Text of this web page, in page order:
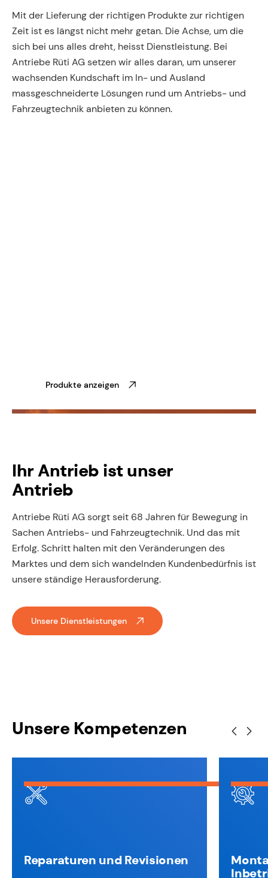
Mit der Lieferung der richtigen Produkte zur richtigen
Zeit ist es längst nicht mehr getan. Die Achse, um die
sich bei uns alles dreht, heisst Dienstleistung. Bei
Antriebe Rüti AG setzen wir alles daran, um unserer
wachsenden Kundschaft im In- und Ausland
massgeschneiderte Lösungen rund um Antriebs- und
Fahrzeugtechnik anbieten zu können.
Produkte anzeigen
Ihr Antrieb ist unser
Antrieb
Antriebe Rüti AG sorgt seit 68 Jahren für Bewegung in
Sachen Antriebs- und Fahrzeugtechnik. Und das mit
Erfolg. Schritt halten mit den Veränderungen des
Marktes und dem sich wandelnden Kundenbedürfnis ist
unsere ständige Herausforderung.
Unsere Dienstleistungen
Unsere Kompetenzen
Reparaturen und Revisionen